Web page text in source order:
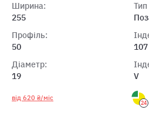
Ширина:
255
Профіль:
50
Діаметр:
19
Тип
107
V
від 620 ₴/міс
24